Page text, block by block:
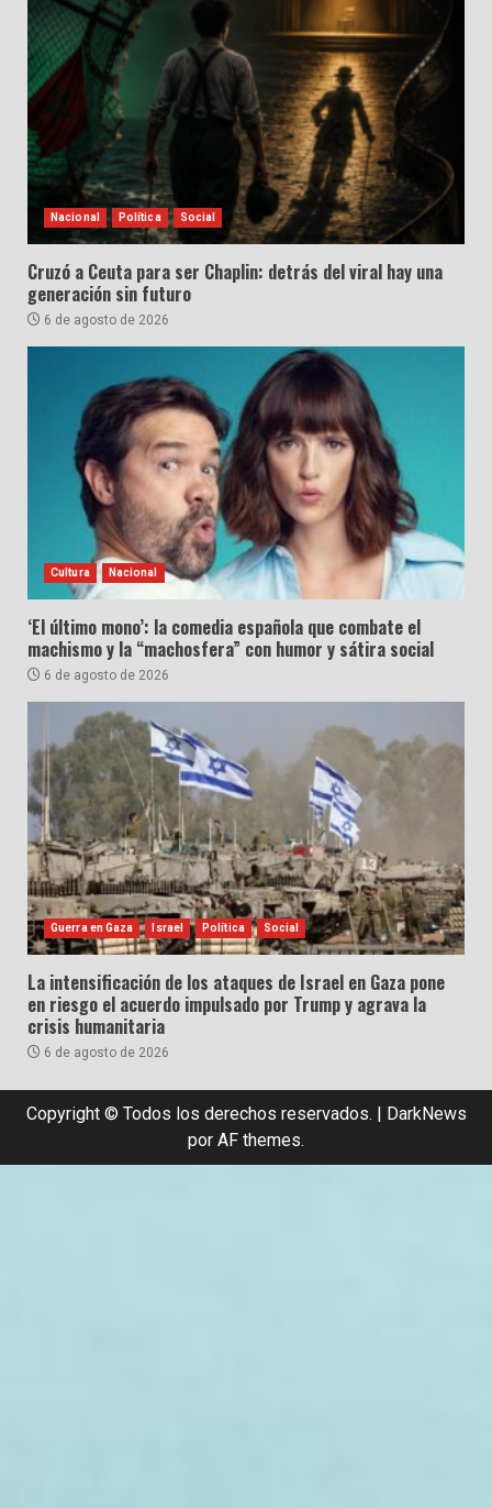
Nacional Política Social
Cruzó a Ceuta para ser Chaplin: detrás del viral hay una
generación sin futuro
6 de agosto de 2026
Cultura Nacional
‘El último mono’: la comedia española que combate el
machismo y la “machosfera” con humor y sátira social
6 de agosto de 2026
Guerra en Gaza Israel Política Social
La intensificación de los ataques de Israel en Gaza pone
en riesgo el acuerdo impulsado por Trump y agrava la
crisis humanitaria
6 de agosto de 2026
Copyright © Todos los derechos reservados. | DarkNews
por AF themes.